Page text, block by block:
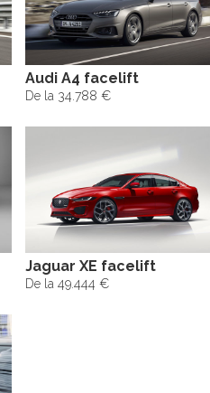
Audi A4 facelift
De la 34.788 €
Jaguar XE facelift
De la 49.444 €